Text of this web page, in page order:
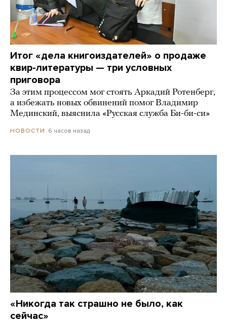
Итог «дела книгоиздателей» о продаже
квир-литературы — три условных
приговора
За этим процессом мог стоять Аркадий Ротенберг,
а избежать новых обвинений помог Владимир
Мединский, выяснила «Русская служба Би-би-си»
НОВОСТИ 6 часов назад
«Никогда так страшно не было, как
сейчас»